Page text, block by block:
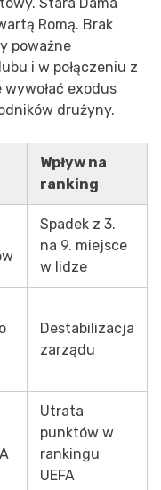
Stara Dama
Romą. Brak
poważne
i w połączeniu z
exodus
drużyny.
Wpływ na
ranking
Spadek z 3.
na 9. miejsce
w lidze
Destabilizacja
zarządu
Utrata
punktów w
rankingu
UEFA